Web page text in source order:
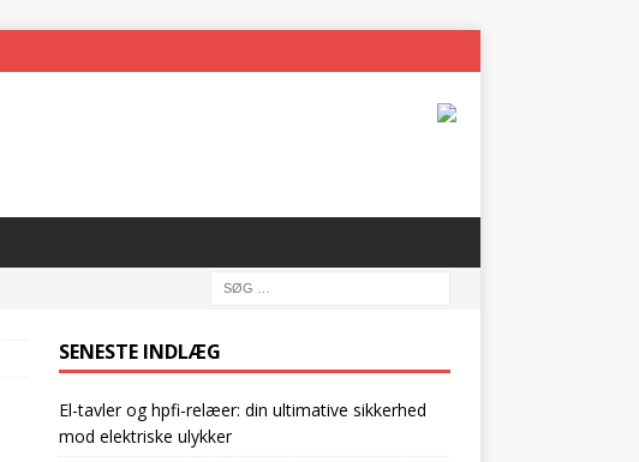
SENESTE INDLÆG
El-tavler og hpfi-relæer: din ultimative sikkerhed
mod elektriske ulykker